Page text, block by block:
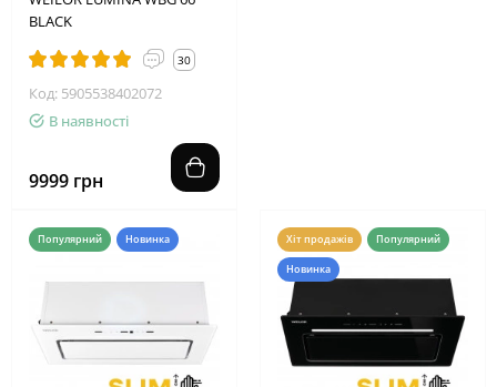
BLACK
30
Код: 5905538402072
В наявності
9999 грн
Популярний Новинка Хіт продажів Популярний
Новинка